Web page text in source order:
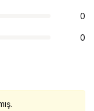
0
0